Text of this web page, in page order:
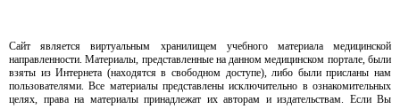
Сайт является виртуальным хранилищем учебного материала медицинской
направленности. Материалы, представленные на данном медицинском портале, были
взяты из Интернета (находятся в свободном доступе), либо были присланы нам
пользователями. Все материалы представлены исключительно в ознакомительных
целях, права на материалы принадлежат их авторам и издательствам. Если Вы